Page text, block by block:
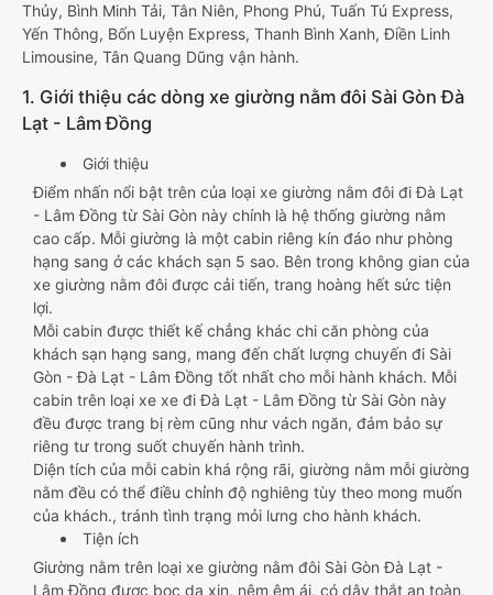
Thủy, Bình Minh Tải, Tân Niên, Phong Phú, Tuấn Tú Express,
Yến Thông, Bốn Luyện Express, Thanh Bình Xanh, Điền Linh
Limousine, Tân Quang Dũng vận hành.
1. Giới thiệu các dòng xe giường nằm đôi Sài Gòn Đà
Lạt - Lâm Đồng
Giới thiệu
Điểm nhấn nổi bật trên của loại xe giường nằm đôi đi Đà Lạt
- Lâm Đồng từ Sài Gòn này chính là hệ thống giường nằm
cao cấp. Mỗi giường là một cabin riêng kín đáo như phòng
hạng sang ở các khách sạn 5 sao. Bên trong không gian của
xe giường nằm đôi được cải tiến, trang hoàng hết sức tiện
lợi.
Mỗi cabin được thiết kế chẳng khác chi căn phòng của
khách sạn hạng sang, mang đến chất lượng chuyến đi Sài
Gòn - Đà Lạt - Lâm Đồng tốt nhất cho mỗi hành khách. Mỗi
cabin trên loại xe xe đi Đà Lạt - Lâm Đồng từ Sài Gòn này
đều được trang bị rèm cũng như vách ngăn, đảm bảo sự
riêng tư trong suốt chuyến hành trình.
Diện tích của mỗi cabin khá rộng rãi, giường nằm mỗi giường
nằm đều có thể điều chỉnh độ nghiêng tùy theo mong muốn
của khách., tránh tình trạng mỏi lưng cho hành khách.
Tiện ích
Giường nằm trên loại xe giường nằm đôi Sài Gòn Đà Lạt -
Lâm Đồng được bọc da xịn, nệm êm ái, có dây thắt an toàn,